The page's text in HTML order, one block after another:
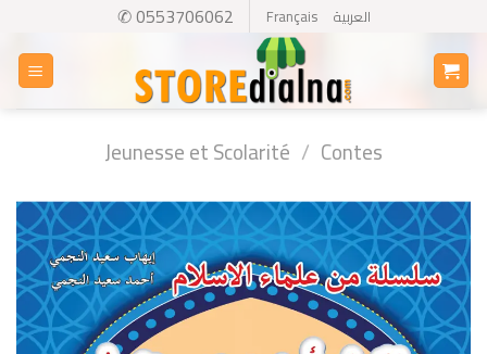
content
✆ 0553706062 Français العربية
Jeunesse et Scolarité / Contes